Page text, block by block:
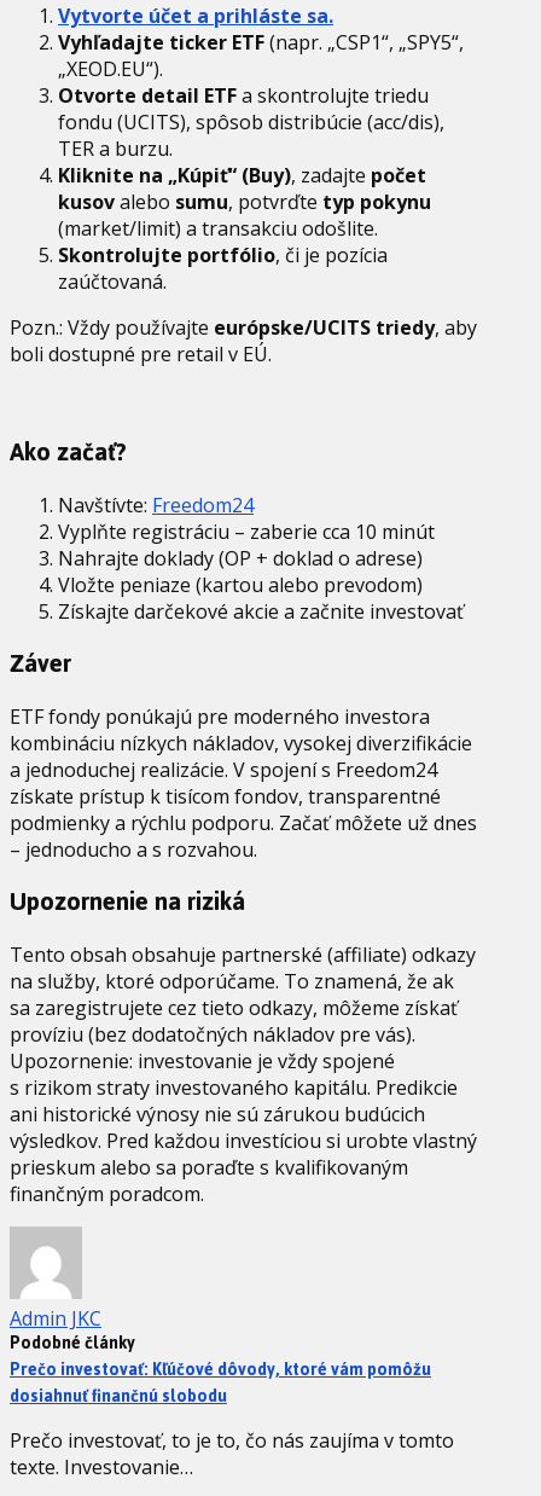
Vytvorte účet a prihláste sa.
Vyhľadajte ticker ETF(napr. „CSP1“, „SPY5“,
„XEOD.EU“).
Otvorte detail ETFa skontrolujte triedu
fondu (UCITS), spôsob distribúcie (acc/dis),
TER a burzu.
Kliknite na „Kúpiť“ (Buy), zadajte počet
kusovalebo sumu, potvrďte typ pokynu
(market/limit) a transakciu odošlite.
Skontrolujte portfólio, či je pozícia
zaúčtovaná.
Pozn.: Vždy používajte európske/UCITS triedy, aby
boli dostupné pre retail v EÚ.
Ako začať?
Navštívte: Freedom24
Vyplňte registráciu – zaberie cca 10 minút
Nahrajte doklady (OP + doklad o adrese)
Vložte peniaze (kartou alebo prevodom)
Získajte darčekové akcie a začnite investovať
Záver
ETF fondy ponúkajú pre moderného investora
kombináciu nízkych nákladov, vysokej diverzifikácie
a jednoduchej realizácie. V spojení s Freedom24
získate prístup k tisícom fondov, transparentné
podmienky a rýchlu podporu. Začať môžete už dnes
– jednoducho a s rozvahou.
Upozornenie na riziká
Tento obsah obsahuje partnerské (affiliate) odkazy
na služby, ktoré odporúčame. To znamená, že ak
sa zaregistrujete cez tieto odkazy, môžeme získať
províziu (bez dodatočných nákladov pre vás).
Upozornenie: investovanie je vždy spojené
s rizikom straty investovaného kapitálu. Predikcie
ani historické výnosy nie sú zárukou budúcich
výsledkov. Pred každou investíciou si urobte vlastný
prieskum alebo sa poraďte s kvalifikovaným
finančným poradcom.
Admin JKC
Podobné články
Prečo investovať: Kľúčové dôvody, ktoré vám pomôžu
dosiahnuť finančnú slobodu
Prečo investovať, to je to, čo nás zaujíma v tomto
texte. Investovanie…